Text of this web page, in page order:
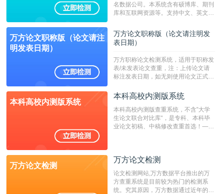
名数据公司。本系统含有硕博库、期刊
库和互联网资源等。支持中文、英文、
定院校！！！
万方论文职称版（论文请注
明发表日期）
万方论文职称版（论文请注明发
表日期）
万方职称论文检测系统，适用于职称发
表/未发表论文查重，注：上传论文请
标注发表日期，如无则使用论文正式发
成时间作为发表日期。
本科高校内测版系统
本科高校内测版系统
本科高校内测版查重系统，不含”大学
生论文联合对比库“，是专科、本科毕
业论文初稿、中稿修改查重首选！——
万方论文检测
万方论文检测
论文检测网站,万方数据平台推出的万
方查重系统是目前较为热门的检测系
统。究其原因，万方数据通过近年的发